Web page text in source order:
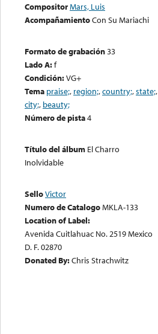
CompositorMars, Luis
AcompañamientoCon Su Mariachi
Formato de grabación33
Lado A:f
Condición:VG+
Tema praise;, region;,country;,state;,
city;, beauty;
Número de pista4
Título del álbum El Charro
Inolvidable
SelloVictor
Numero de CatalogoMKLA-133
Location of Label:
Avenida Cuitlahuac No. 2519 Mexico
D. F. 02870
Donated By:Chris Strachwitz